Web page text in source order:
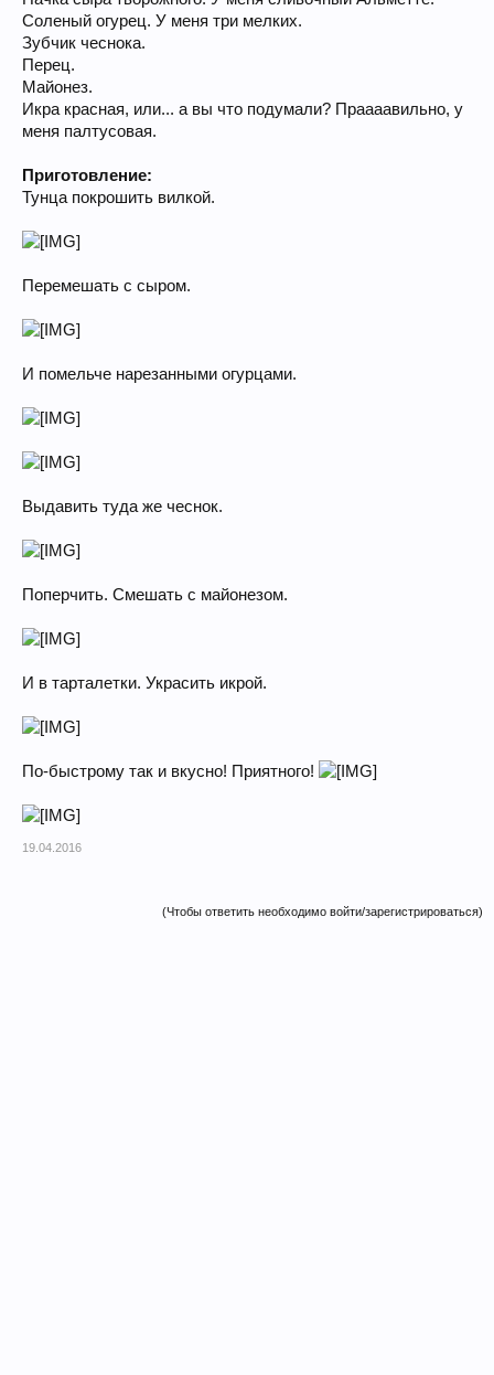
Соленый огурец. У меня три мелких.
Зубчик чеснока.
Перец.
Майонез.
Икра красная, или... а вы что подумали? Праааавильно, у
меня палтусовая.
Приготовление:
Тунца покрошить вилкой.
Перемешать с сыром.
И помельче нарезанными огурцами.
Выдавить туда же чеснок.
Поперчить. Смешать с майонезом.
И в тарталетки. Украсить икрой.
По-быстрому так и вкусно! Приятного!
19.04.2016
(Чтобы ответить необходимо войти/зарегистрироваться)